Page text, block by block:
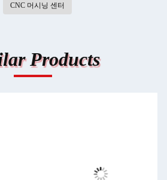
CNC 머시닝 센터
Products